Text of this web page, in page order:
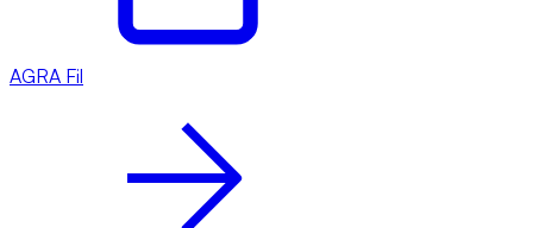
AGRA Fil